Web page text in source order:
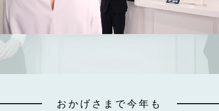
おかげさまで今年も